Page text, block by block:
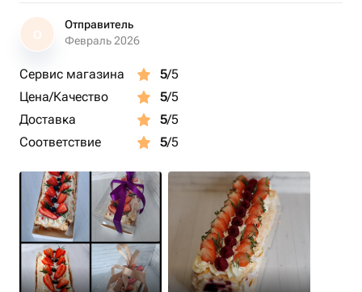
О
Отправитель
Февраль 2026
Сервис магазина 5/5
Цена/Качество
5/5
Доставка
5/5
Соответствие
5/5